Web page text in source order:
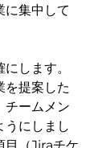
に集中して
します。
を提案した
チームメン
うにしまし